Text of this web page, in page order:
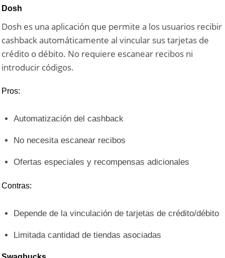
Dosh
Dosh es una aplicación que permite a los usuarios recibir
cashback automáticamente al vincular sus tarjetas de
crédito o débito. No requiere escanear recibos ni
introducir códigos.
Pros:
Automatización del cashback
No necesita escanear recibos
Ofertas especiales y recompensas adicionales
Contras:
Depende de la vinculación de tarjetas de crédito/débito
Limitada cantidad de tiendas asociadas